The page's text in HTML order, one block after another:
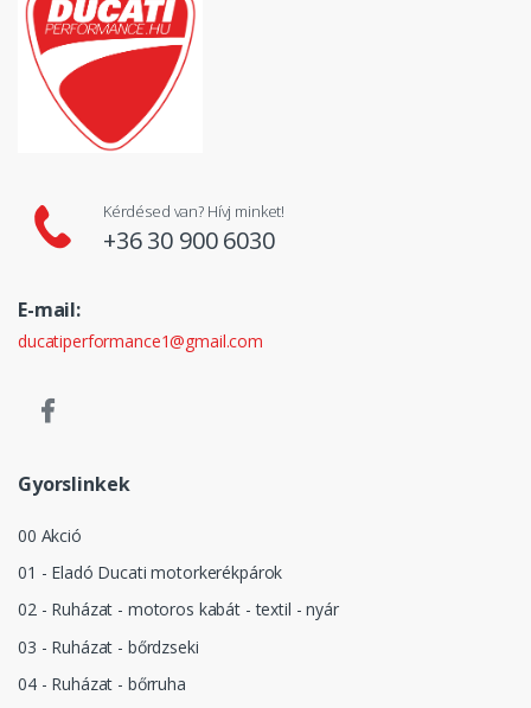
Kérdésed van? Hívj minket!
+36 30 900 6030
E-mail:
ducatiperformance1@gmail.com
Gyorslinkek
00 Akció
01 - Eladó Ducati motorkerékpárok
02 - Ruházat - motoros kabát - textil - nyár
03 - Ruházat - bőrdzseki
04 - Ruházat - bőrruha